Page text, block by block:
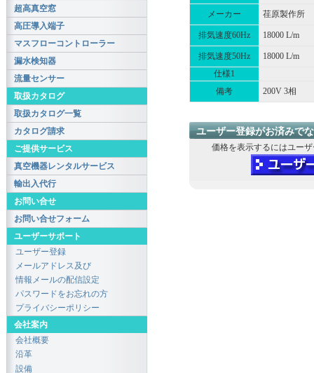
メーカー 荏原製作所
排気速度60Hz 18000 L/m
排気速度50Hz
18000 L/m
仕様1
備考
200V 3相
ユーザー登録がお済みで
価格を表示するにはユー
超高真空窓
高圧導入端子
マスフローコントローラー
漏水検知器
流量センサー
取扱カタログ
取扱カタログ一覧
カタログ請求
ご提供サービス
真空機器レンタルサービス
輸出入代行
お問い合せ
お問い合せフォーム
ユーザーサポート
ユーザー登録
メールアドレス及び
情報メールの配信設定
パスワードをお忘れの方
プライバシーポリシー
会社案内
会社概要
沿革
設備